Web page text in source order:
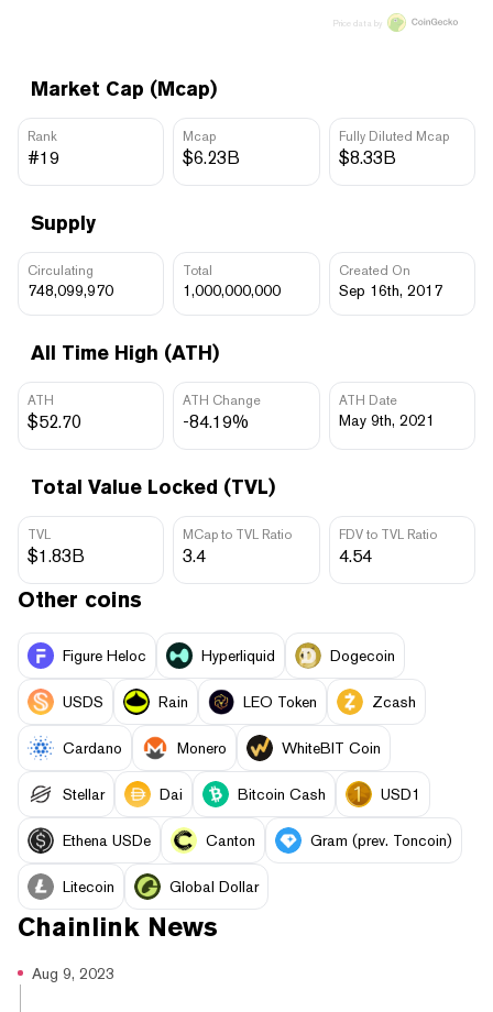
Market Cap (Mcap)
Rank
#19
Mcap
$6.23B
Fully Diluted Mcap
$8.33B
Supply
Circulating
748,099,970
Total
1,000,000,000
Created On
Sep 16th, 2017
All Time High (ATH)
ATH
$52.70
ATH Change
-84.19%
ATH Date
May 9th, 2021
Total Value Locked (TVL)
TVL
$1.83B
MCap to TVL Ratio
3.4
FDV to TVL Ratio
4.54
Price data by
Other coins
Figure Heloc Hyperliquid Dogecoin
USDS Rain LEO Token Zcash
Cardano Monero WhiteBIT Coin
Stellar Dai Bitcoin Cash USD1
Ethena USDe Canton Gram (prev. Toncoin)
Litecoin Global Dollar
Chainlink News
Aug 9, 2023